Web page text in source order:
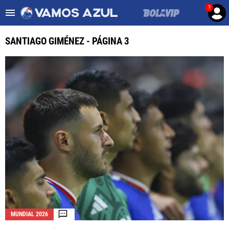
?
Noticias Cruz Azul HOY
ULTIMAS NOTICIAS
LIGA MX
FEMENIL
FUERZAS BÁSICAS
MERCADO DE FICHAJES
OPINIÓN
SANTIAGO GIMÉNEZ - PÁGINA 3
MUNDIAL 2026